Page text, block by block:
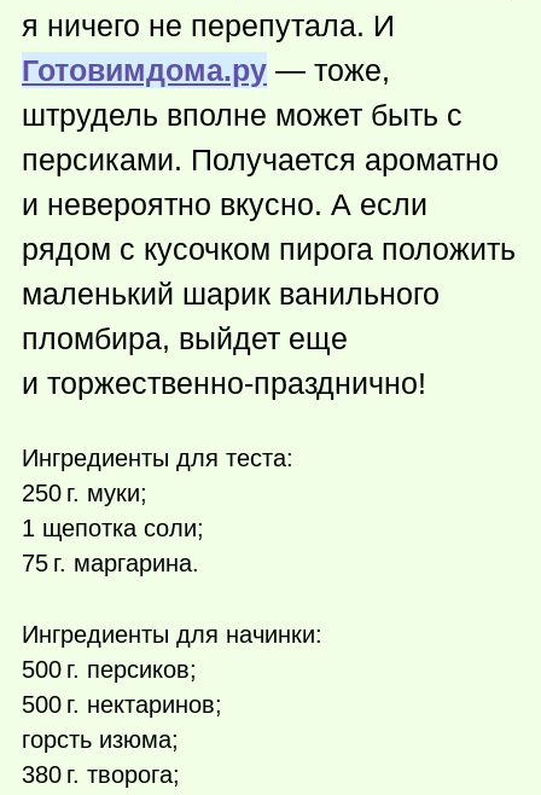
я ничего не перепутала. И
Готовимдома.ру — тоже,
штрудель вполне может быть с
персиками. Получается ароматно
и невероятно вкусно. А если
рядом с кусочком пирога положить
маленький шарик ванильного
пломбира, выйдет еще
и торжественно-празднично!
Ингредиенты для теста:
250 г. муки;
1 щепотка соли;
75 г. маргарина.
Ингредиенты для начинки:
500 г. персиков;
500 г. нектаринов;
горсть изюма;
380 г. творога;